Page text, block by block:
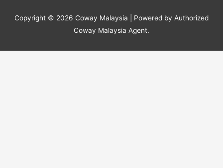
Copyright © 2026 Coway Malaysia | Powered by Authorized
Coway Malaysia Agent.